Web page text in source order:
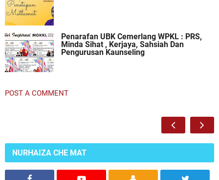
Penarafan UBK Cemerlang WPKL : PRS,
Minda Sihat , Kerjaya, Sahsiah Dan
Pengurusan Kaunseling
POST A COMMENT
NURHAIZA CHE MAT